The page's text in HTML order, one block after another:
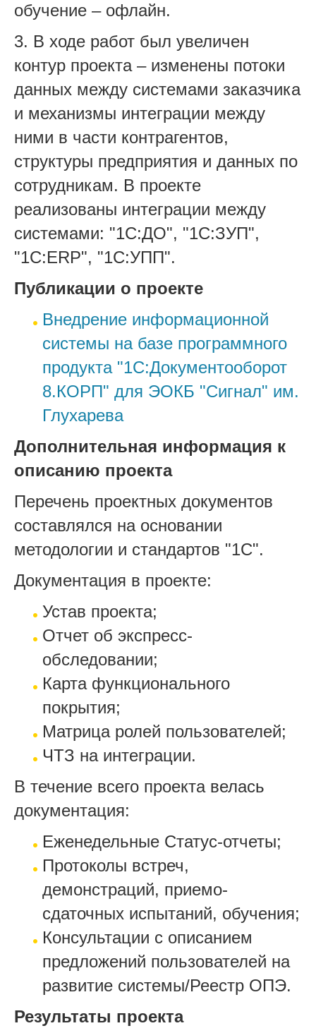
обучение – офлайн.
3. В ходе работ был увеличен
контур проекта – изменены потоки
данных между системами заказчика
и механизмы интеграции между
ними в части контрагентов,
структуры предприятия и данных по
сотрудникам. В проекте
реализованы интеграции между
системами: "1С:ДО", "1С:ЗУП",
"1С:ERP", "1С:УПП".
Публикации о проекте
Внедрение информационной
системы на базе программного
продукта "1С:Документооборот
8.КОРП" для ЭОКБ "Сигнал" им.
Глухарева
Дополнительная информация к
описанию проекта
Перечень проектных документов
составлялся на основании
методологии и стандартов "1С".
Документация в проекте:
Устав проекта;
Отчет об экспресс-
обследовании;
Карта функционального
покрытия;
Матрица ролей пользователей;
ЧТЗ на интеграции.
В течение всего проекта велась
документация:
Еженедельные Статус-отчеты;
Протоколы встреч,
демонстраций, приемо-
сдаточных испытаний, обучения;
Консультации с описанием
предложений пользователей на
развитие системы/Реестр ОПЭ.
Результаты проекта